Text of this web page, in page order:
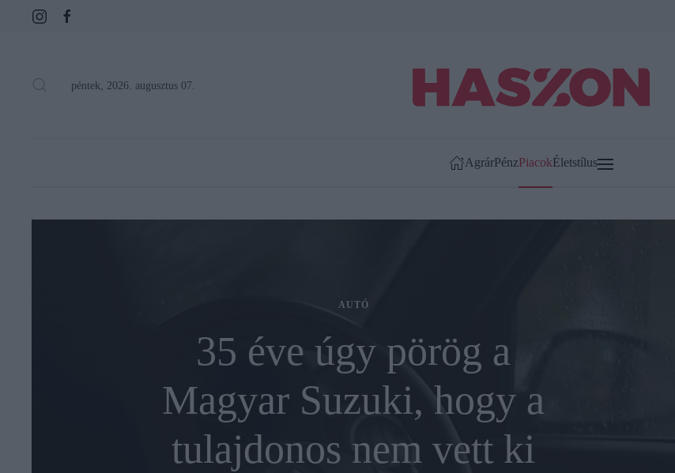
péntek, 2026. augusztus 07.
AgrárPénzPiacokÉletstílus
AUTÓ
35 éve úgy pörög a
Magyar Suzuki, hogy a
tulajdonos nem vett ki